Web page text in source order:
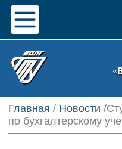
Главная / Новости /
по бухгалтерскому